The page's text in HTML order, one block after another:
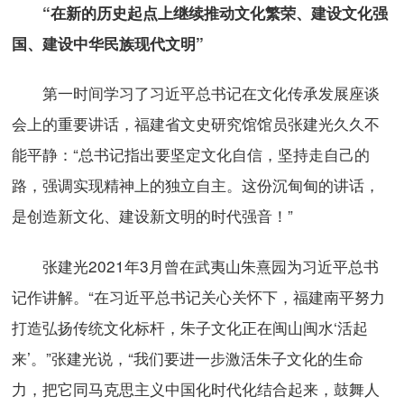
“在新的历史起点上继续推动文化繁荣、建设文化强
国、建设中华民族现代文明”
第一时间学习了习近平总书记在文化传承发展座谈
会上的重要讲话，福建省文史研究馆馆员张建光久久不
能平静：“总书记指出要坚定文化自信，坚持走自己的
路，强调实现精神上的独立自主。这份沉甸甸的讲话，
是创造新文化、建设新文明的时代强音！”
张建光2021年3月曾在武夷山朱熹园为习近平总书
记作讲解。“在习近平总书记关心关怀下，福建南平努力
打造弘扬传统文化标杆，朱子文化正在闽山闽水‘活起
来’。”张建光说，“我们要进一步激活朱子文化的生命
力，把它同马克思主义中国化时代化结合起来，鼓舞人